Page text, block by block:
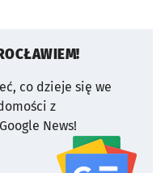
co dzieje się we
z
News!